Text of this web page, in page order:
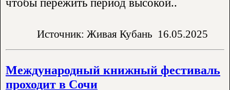
чтобы пережить период высокой..
Источник: Живая Кубань 16.05.2025
Международный книжный фестиваль
проходит в Сочи